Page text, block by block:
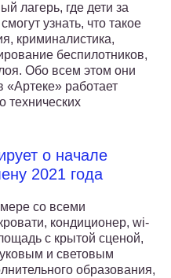
лагерь, где дети за
узнать, что такое
криминалистика,
беспилотников,
Обо всем этом они
«Артеке» работает
технических
о начале
2021 года
со всеми
кондиционер, wi-
с крытой сценой,
и световым
образования,